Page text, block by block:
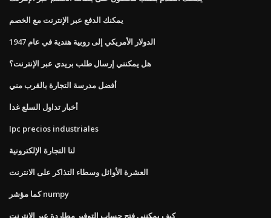
يمكنك الدفع عبر الإنترنت مع الخصم
الدولار الأمريكي إلى روبية هندية في عام 1947
هل يمكنني إرسال طلب بريدي عبر الإنترنت؟
أفضل مدرسة التجارة بالقرب مني
أخبار تداول السلع غدا
Ipc precios industriales
لنا التجارة الإلكترونية
العشرة الأوائل وسطاء التذاكر على الانترنت
كما مؤشر numpy
كيف يمكنني فتح حساب التوفير مطاردة عبر الإنترنت